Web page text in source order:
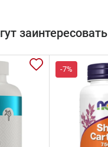
заинтересовать
-7%